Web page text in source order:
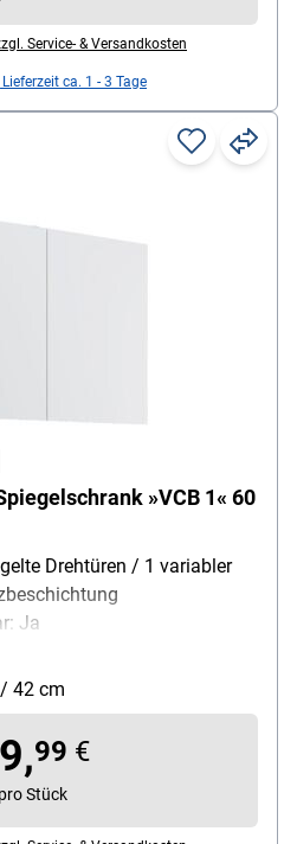
Service- & Versandkosten
ca. 1 - 3 Tage
»VCB 1« 60
Drehtüren / 1 variabler
Ja
42 cm
99 €
pro Stück